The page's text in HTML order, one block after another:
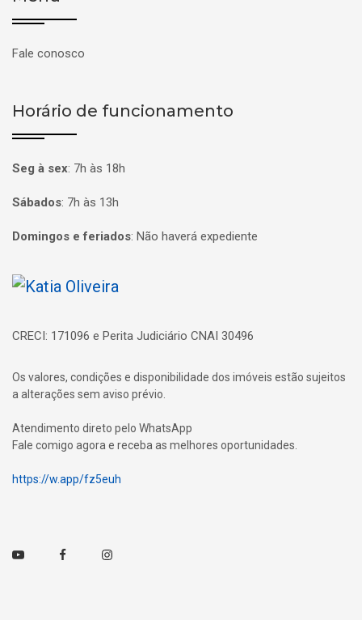
Fale conosco
Horário de funcionamento
Seg à sex: 7h às 18h
Sábados: 7h às 13h
Domingos e feriados: Não haverá expediente
Página inicial
CRECI: 171096 e Perita Judiciário CNAI 30496
Os valores, condições e disponibilidade dos imóveis estão sujeitos
a alterações sem aviso prévio.
Atendimento direto pelo WhatsApp
Fale comigo agora e receba as melhores oportunidades.
https://w.app/fz5euh
Youtube FacebookInstagram